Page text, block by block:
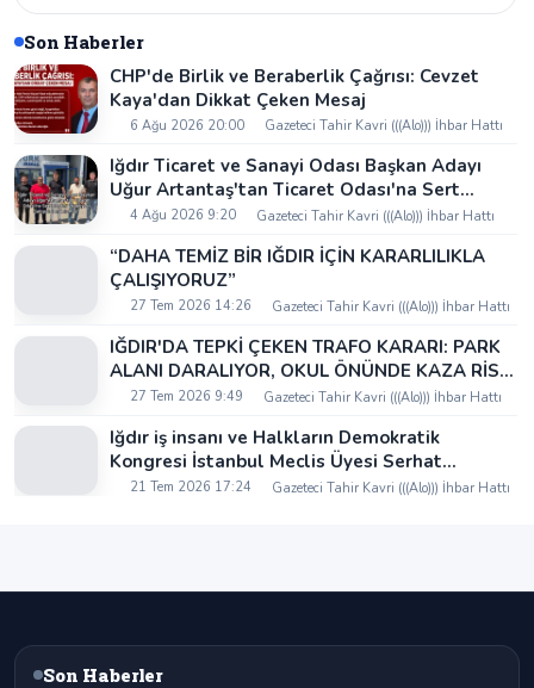
Son Haberler
CHP'de Birlik ve Beraberlik Çağrısı: Cevzet
Kaya'dan Dikkat Çeken Mesaj
6 Ağu 2026 20:00 Gazeteci Tahir Kavri (((Alo))) İhbar Hattı
Iğdır Ticaret ve Sanayi Odası Başkan Adayı
Uğur Artantaş'tan Ticaret Odası'na Sert
Eleştiri: "Nakliyeci Sahipsiz Bırakılamaz"
4 Ağu 2026 9:20 Gazeteci Tahir Kavri (((Alo))) İhbar Hattı
“DAHA TEMİZ BİR IĞDIR İÇİN KARARLILIKLA
ÇALIŞIYORUZ”
27 Tem 2026 14:26 Gazeteci Tahir Kavri (((Alo))) İhbar Hattı
IĞDIR'DA TEPKİ ÇEKEN TRAFO KARARI: PARK
ALANI DARALIYOR, OKUL ÖNÜNDE KAZA RİSKİ
İDDİASI VE IĞDIR VALİSİ NEREDE?
27 Tem 2026 9:49 Gazeteci Tahir Kavri (((Alo))) İhbar Hattı
Iğdır iş insanı ve Halkların Demokratik
Kongresi İstanbul Meclis Üyesi Serhat
Kaya’dan Iğdır Tanıtım Günleri’nde birlik ve
21 Tem 2026 17:24 Gazeteci Tahir Kavri (((Alo))) İhbar Hattı
Son Haberler